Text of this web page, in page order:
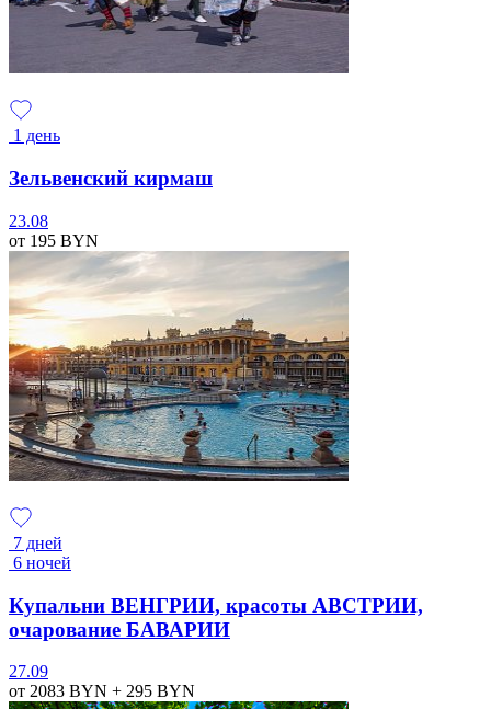
1 день
Зельвенский кирмаш
23.08
от 195 BYN
7 дней
6 ночей
Купальни ВЕНГРИИ, красоты АВСТРИИ,
очарование БАВАРИИ
27.09
от 2083 BYN + 295 BYN